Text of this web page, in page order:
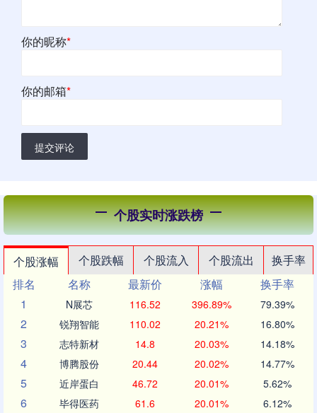
你的昵称*
你的邮箱*
提交评论
个股实时涨跌榜
个股涨幅 个股跌幅 个股流入 个股流出
换手率
排名
名称 最新价 涨幅
换手率
1
N展芯 116.52 396.89% 79.39%
2 锐翔智能 110.02 20.21% 16.80%
3 志特新材 14.8 20.03% 14.18%
4 博腾股份 20.44 20.02% 14.77%
5 近岸蛋白 46.72 20.01% 5.62%
6 毕得医药 61.6 20.01% 6.12%